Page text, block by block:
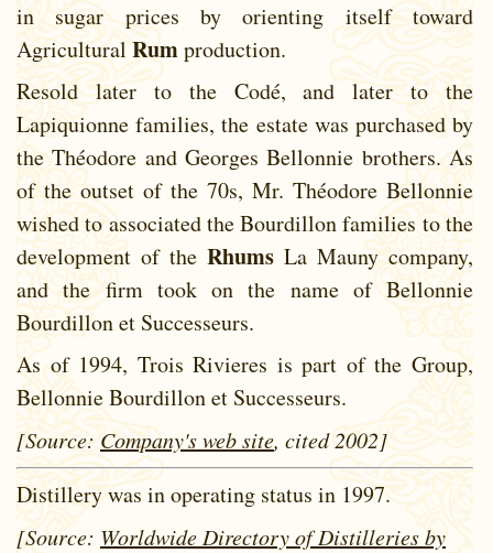
in sugar prices by orienting itself toward
Agricultural Rumproduction.
Resold later to the Codé, and later to the
Lapiquionne families, the estate was purchased by
the Théodore and Georges Bellonnie brothers. As
of the outset of the 70s, Mr. Théodore Bellonnie
wished to associated the Bourdillon families to the
development of the Rhums La Mauny company,
and the firm took on the name of Bellonnie
Bourdillon et Successeurs.
As of 1994, Trois Rivieres is part of the Group,
Bellonnie Bourdillon et Successeurs.
[Source: Company's web site, cited 2002]
Distillery was in operating status in 1997.
[Source: Worldwide Directory of Distilleries by